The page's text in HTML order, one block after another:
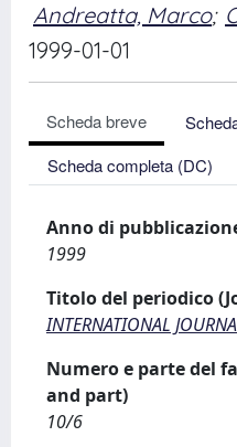
Andreatta, Marco;
1999-01-01
Scheda breve
Scheda completa (DC)
Anno di
1999
Titolo del periodico
INTERNATIONAL
Numero e parte del
and part)
10/6